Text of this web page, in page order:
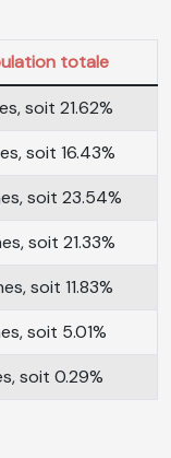
totale
soit 21.62%
soit 16.43%
soit 23.54%
soit 21.33%
soit 11.83%
soit 5.01%
soit 0.29%